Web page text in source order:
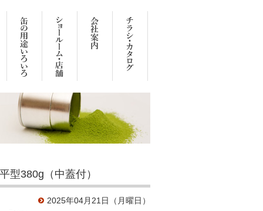
型380g（中蓋付）
2025年04月21日（月曜日）